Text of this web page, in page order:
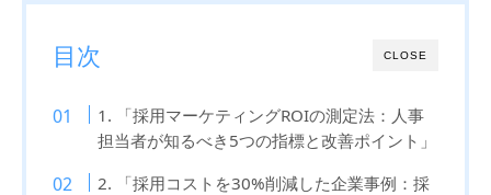
CLOSE
目次
1. 「採用マーケティングROIの測定法：人事
担当者が知るべき5つの指標と改善ポイント」
2. 「採用コストを30%削減した企業事例：採